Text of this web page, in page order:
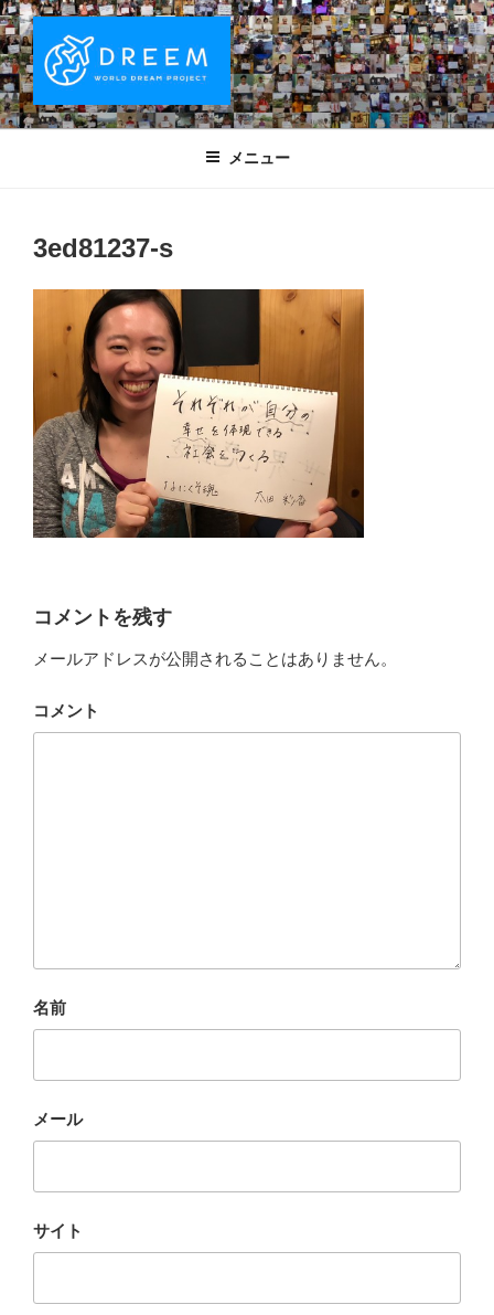
コ
ン
テ
ン
ツ
DREEM | 世界ドリームプロジェクト
WORLD DREAM PROJECT
夢をもつワクワクを世界中に！ Sparks of Joy with dreams for
メニュー
3ed81237-s
コメントを残す
メールアドレスが公開されることはありません。
コメント
名前
メール
サイト